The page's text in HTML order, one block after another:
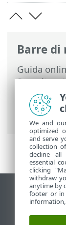
Barre di
Guida
Security>
Security
>
per l'analisi
analisi: file
Visualizza
End of Life
ESET
We and
optimized
and serve
collection
decline all
essential
clicking
withdraw
anytime by
footer or in